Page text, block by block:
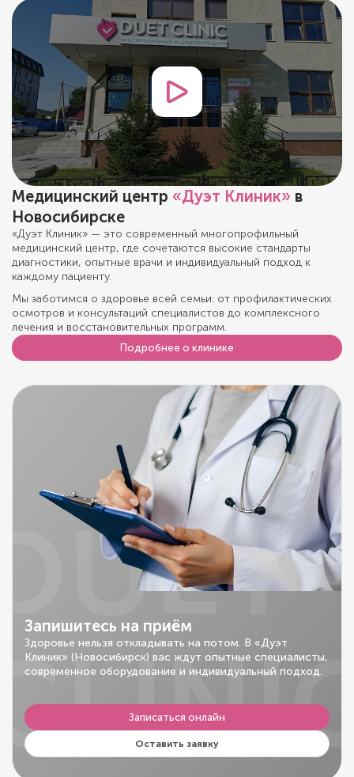
Медицинский центр «Дуэт Клиник» в
Новосибирске
«Дуэт Клиник» — это современный многопрофильный
медицинский центр, где сочетаются высокие стандарты
диагностики, опытные врачи и индивидуальный подход к
каждому пациенту.
Мы заботимся о здоровье всей семьи: от профилактических
осмотров и консультаций специалистов до комплексного
лечения и восстановительных программ.
Подробнее о клинике
Запишитесь на приём
Здоровье нельзя откладывать на потом. В «Дуэт
Клиник» (Новосибирск) вас ждут опытные специалисты,
современное оборудование и индивидуальный подход.
Записаться онлайн
Оставить заявку